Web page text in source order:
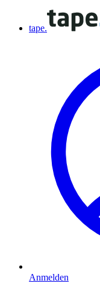
tape.
Anmelden